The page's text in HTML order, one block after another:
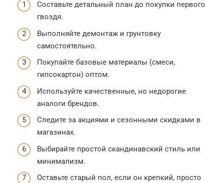
Составьте детальный план до покупки первого
гвоздя.
Выполняйте демонтаж и грунтовку
самостоятельно.
Покупайте базовые материалы (смеси,
гипсокартон) оптом.
Используйте качественные, но недорогие
аналоги брендов.
Следите за акциями и сезонными скидками в
магазинах.
Выбирайте простой скандинавский стиль или
минимализм.
Оставьте старый пол, если он крепкий, просто